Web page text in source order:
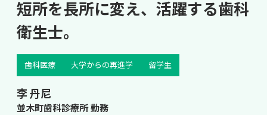
短所を長所に変え、活躍する歯科
衛生士。
歯科医療 大学からの再進学 留学生
李 丹尼
並木町歯科診療所 勤務